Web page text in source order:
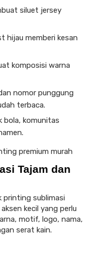
siluet jersey
hijau memberi kesan
komposisi warna
nomor punggung
terbaca.
bola, komunitas
Tajam dan
printing sublimasi
kecil yang perlu
motif, logo, nama,
serat kain.